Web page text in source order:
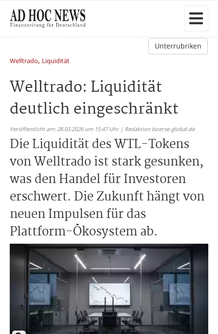
Unterrubriken
Welltrado, Liquidität
Welltrado: Liquidität
deutlich eingeschränkt
Veröffentlicht am: 28.03.2026 um 15:47 Uhr | Redaktion boerse-global.de
Die Liquidität des WTL-Tokens
von Welltrado ist stark gesunken,
was den Handel für Investoren
erschwert. Die Zukunft hängt von
neuen Impulsen für das
Plattform-Ökosystem ab.